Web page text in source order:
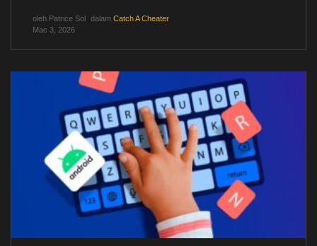
oleh Patrice Sol dalam Catch A Cheater
Mac 3, 2026